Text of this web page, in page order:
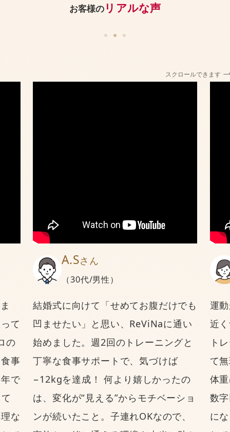
お客様の リアルな声
スクロールできます
て
の
事
で
な
A.Sさん
（30代/男性）
結婚式に向けて「せめてお腹だけでも
凹ませたい」と思い、ReViNaに通い
始めました。週2回のトレーニングと
丁寧な食事サポートで、気づけば
−12kgを達成！ 何より嬉しかったの
は、変化が“見える”からモチベーショ
ンが続いたこと。子連れOKなので、
運
近
ト
て
体
数
に